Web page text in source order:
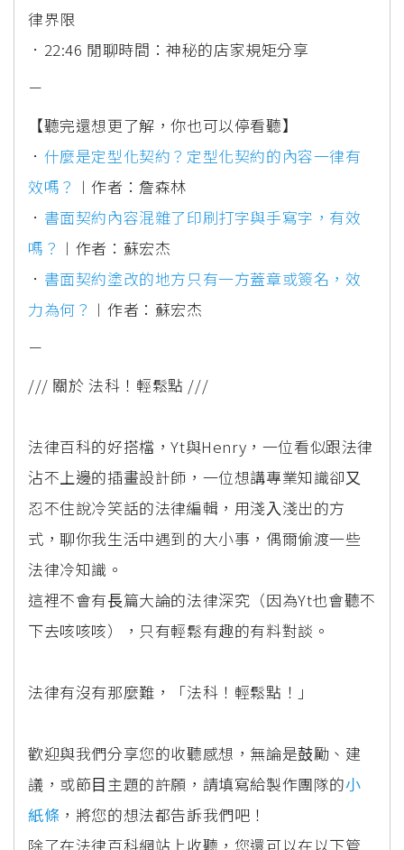
律界限
．22:46 閒聊時間：神秘的店家規矩分享
－
【聽完還想更了解，你也可以停看聽】
． 什麼是定型化契約？定型化契約的內容一律有
效嗎？ ︱作者：詹森林
． 書面契約內容混雜了印刷打字與手寫字，有效
嗎？ ︱作者：蘇宏杰
． 書面契約塗改的地方只有一方蓋章或簽名，效
力為何？ ︱作者：蘇宏杰
－
/// 關於 法科！輕鬆點 ///
法律百科的好搭檔，Yt與Henry，⼀位看似跟法律
沾不上邊的插畫設計師，⼀位想講專業知識卻⼜
忍不住說冷笑話的法律編輯，⽤淺⼊淺出的⽅
式，聊你我⽣活中遇到的⼤⼩事，偶爾偷渡⼀些
法律冷知識。
這裡不會有⻑篇⼤論的法律深究（因為Yt也會聽不
下去咳咳咳），只有輕鬆有趣的有料對談。
法律有沒有那麼難，「法科！輕鬆點！」
歡迎與我們分享您的收聽感想，無論是⿎勵、建
議，或節⽬主題的許願，請填寫給製作團隊的⼩
紙條 ，將您的想法都告訴我們吧！
除了在法律百科網站上收聽，您還可以在以下管